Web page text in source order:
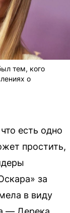
тем, кого
о
есть одно
простить,
за
в виду